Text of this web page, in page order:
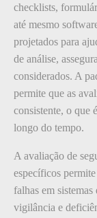
checklists,
até mesmo
projetados para
de análise,
considerados. A
permite que as
consistente, o que
longo do tempo.
A avaliação de
específicos
falhas em
vigilância e